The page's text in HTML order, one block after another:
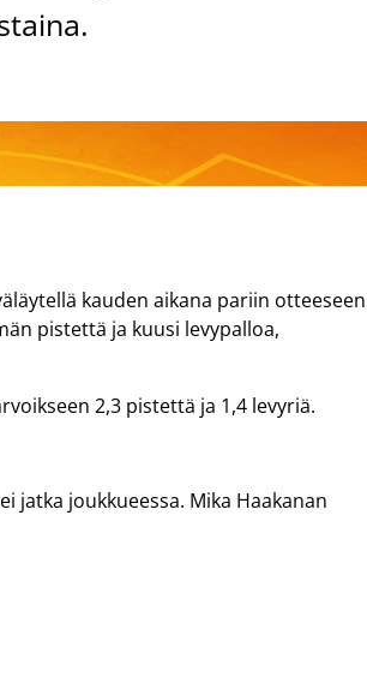
kauden aikana pariin
pistettä ja kuusi levypalloa,
2,3 pistettä ja 1,4 levyriä.
jatka joukkueessa. Mika Haakanan